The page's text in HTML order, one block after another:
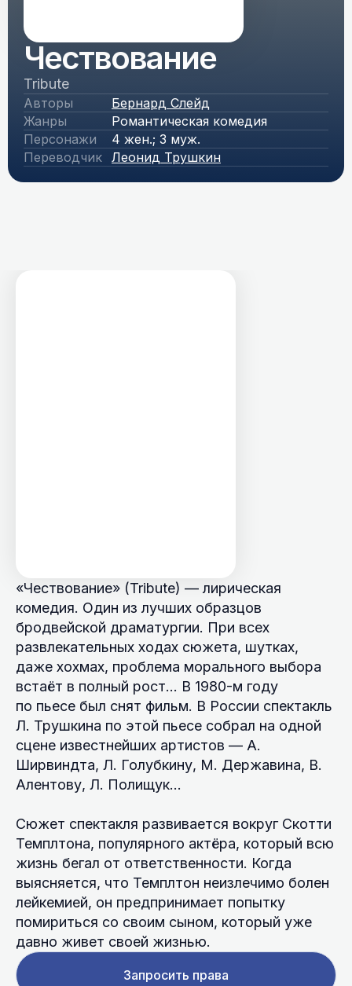
Чествование
Tribute
Авторы
Бернард Слейд
Жанры
Романтическая комедия
Персонажи
4 жен.; 3 муж.
Переводчик Леонид Трушкин
«Чествование» (Tribute) — лирическая
комедия. Один из лучших образцов
бродвейской драматургии. При всех
развлекательных ходах сюжета, шутках,
даже хохмах, проблема морального выбора
встаёт в полный рост… В 1980-м году
по пьесе был снят фильм. В России спектакль
Л. Трушкина по этой пьесе собрал на одной
сцене известнейших артистов — А.
Ширвиндта, Л. Голубкину, М. Державина, В.
Алентову, Л. Полищук…
Сюжет спектакля развивается вокруг Скотти
Темплтона, популярного актёра, который всю
жизнь бегал от ответственности. Когда
выясняется, что Темплтон неизлечимо болен
лейкемией, он предпринимает попытку
помириться со своим сыном, который уже
давно живет своей жизнью.
Запросить права